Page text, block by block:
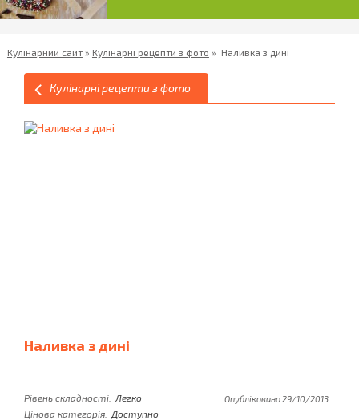
Кулінарний сайт» Кулінарні рецепти з фото » Наливка з дині
Кулінарні рецепти з фото
Наливка з дині
Рівень складності: Легко
Цінова категорія: Доступно
Опубліковано 29/10/2013